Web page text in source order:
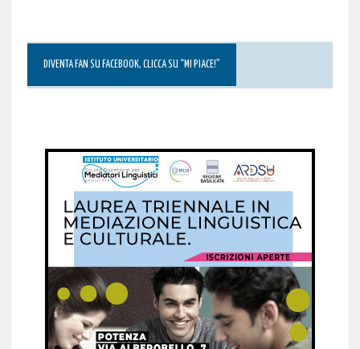
DIVENTA FAN SU FACEBOOK, CLICCA SU “MI PIACE!”